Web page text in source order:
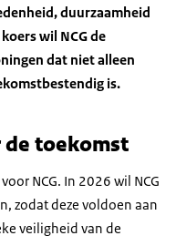
duurzaamheid
wil NCG de
dat niet alleen
is.
toekomst
NCG. In 2026 wil NCG
zodat deze voldoen aan
veiligheid van de